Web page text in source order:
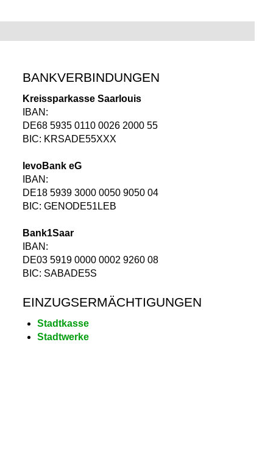
BANKVERBINDUNGEN
Kreissparkasse Saarlouis
IBAN:
DE68 5935 0110 0026 2000 55
BIC: KRSADE55XXX
levoBank eG
IBAN:
DE18 5939 3000 0050 9050 04
BIC: GENODE51LEB
Bank1Saar
IBAN:
DE03 5919 0000 0002 9260 08
BIC: SABADE5S
EINZUGSERMÄCHTIGUNGEN
Stadtkasse
Stadtwerke